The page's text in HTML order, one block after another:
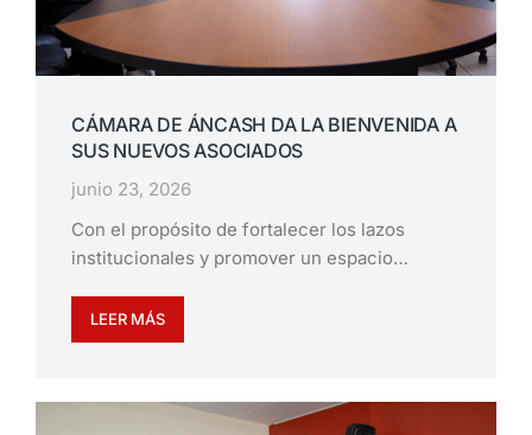
CÁMARA DE ÁNCASH DA LA BIENVENIDA A
SUS NUEVOS ASOCIADOS
junio 23, 2026
Con el propósito de fortalecer los lazos
institucionales y promover un espacio…
LEER MÁS